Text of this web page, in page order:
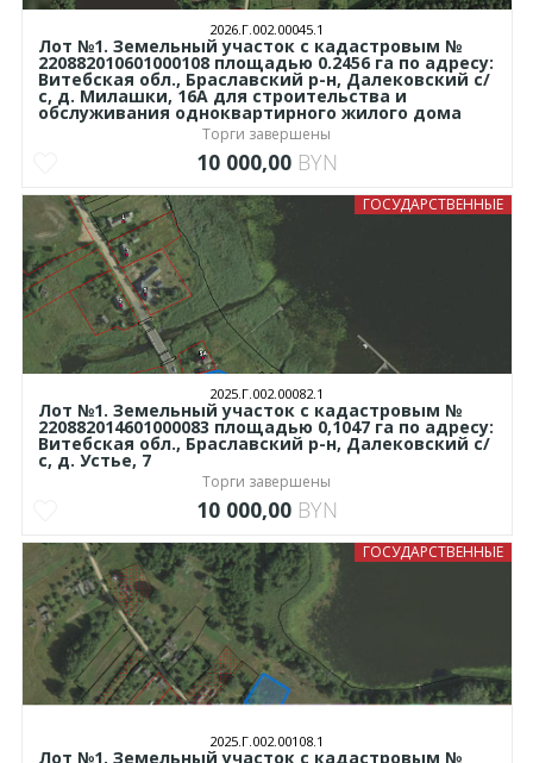
2026.Г.002.00045.1
Лот №1. Земельный участок с кадастровым №
220882010601000108 площадью 0.2456 га по адресу:
Витебская обл., Браславский р-н, Далековский с/
с, д. Милашки, 16А для строительства и
обслуживания одноквартирного жилого дома
Торги завершены
10 000,00 BYN
ГОСУДАРСТВЕННЫЕ
2025.Г.002.00082.1
Лот №1. Земельный участок с кадастровым №
220882014601000083 площадью 0,1047 га по адресу:
Витебская обл., Браславский р-н, Далековский с/
с, д. Устье, 7
Торги завершены
10 000,00 BYN
ГОСУДАРСТВЕННЫЕ
2025.Г.002.00108.1
Лот №1. Земельный участок с кадастровым №